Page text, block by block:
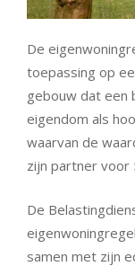
De
toepassing op
gebouw dat een
eigendom als
waarvan de
zijn partner voor
De
samen met zijn